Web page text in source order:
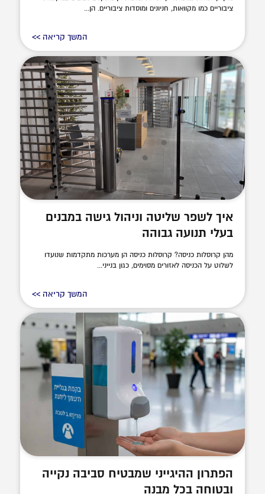
ציבוריים כמו מקוואות, חניונים ומוסדות ציבוריים. הן...
המשך קריאה >>
איך לשפר שליטה וניהול גישה במבנים
בעלי תנועה גבוהה
מהן קרוסלות כניסה? קרוסלות כניסה הן מערכות מתקדמות שנועדו
לשלוט על הכניסה לאזורים מסוימים, כגון בנייני...
המשך קריאה >>
הפתרון ההיגייני שמבטיח סביבה נקייה
ובטוחה בכל מבנה